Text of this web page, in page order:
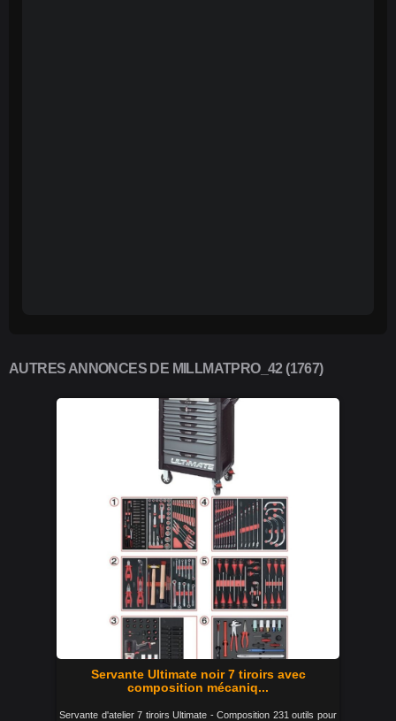
AUTRES ANNONCES DE MILLMATPRO_42 (1767)
Servante Ultimate noir 7 tiroirs avec
composition mécaniq...
Servante d'atelier 7 tiroirs Ultimate - Composition 231 outils pour